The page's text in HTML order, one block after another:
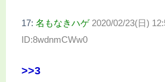
17: 名もなきハゲ 2020/02/23(日)
ID:8wdnmCWw0
>>3